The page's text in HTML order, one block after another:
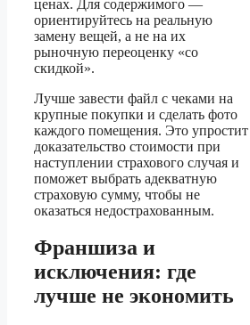
ценах. Для содержимого —
ориентируйтесь на реальную
замену вещей, а не на их
рыночную переоценку «со
скидкой».
Лучше завести файл с чеками на
крупные покупки и сделать фото
каждого помещения. Это упростит
доказательство стоимости при
наступлении страхового случая и
поможет выбрать адекватную
страховую сумму, чтобы не
оказаться недострахованным.
Франшиза и
исключения: где
лучше не экономить